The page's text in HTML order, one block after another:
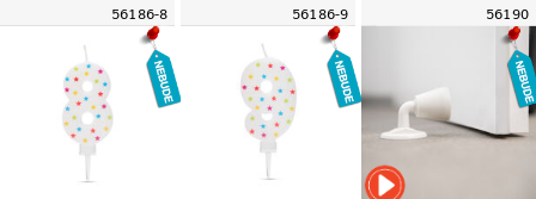
56186-8 56186-9 56190